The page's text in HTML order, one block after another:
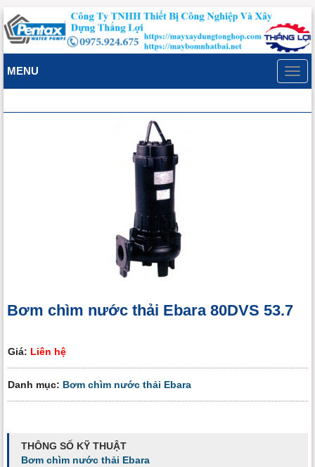
MENU
Bơm chìm nước thải Ebara 80DVS 53.7
Giá: Liên hệ
Danh mục: Bơm chìm nước thải Ebara
THÔNG SỐ KỸ THUẬT
Bơm chìm nước thải Ebara